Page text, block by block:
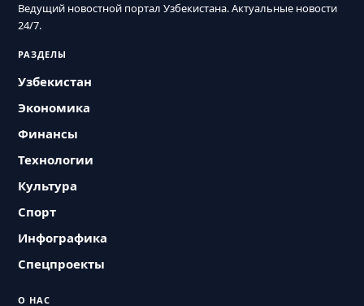
Ведущий новостной портал Узбекистана. Актуальные новости
24/7.
РАЗДЕЛЫ
Узбекистан
Экономика
Финансы
Технологии
Культура
Спорт
Инфографика
Спецпроекты
О НАС